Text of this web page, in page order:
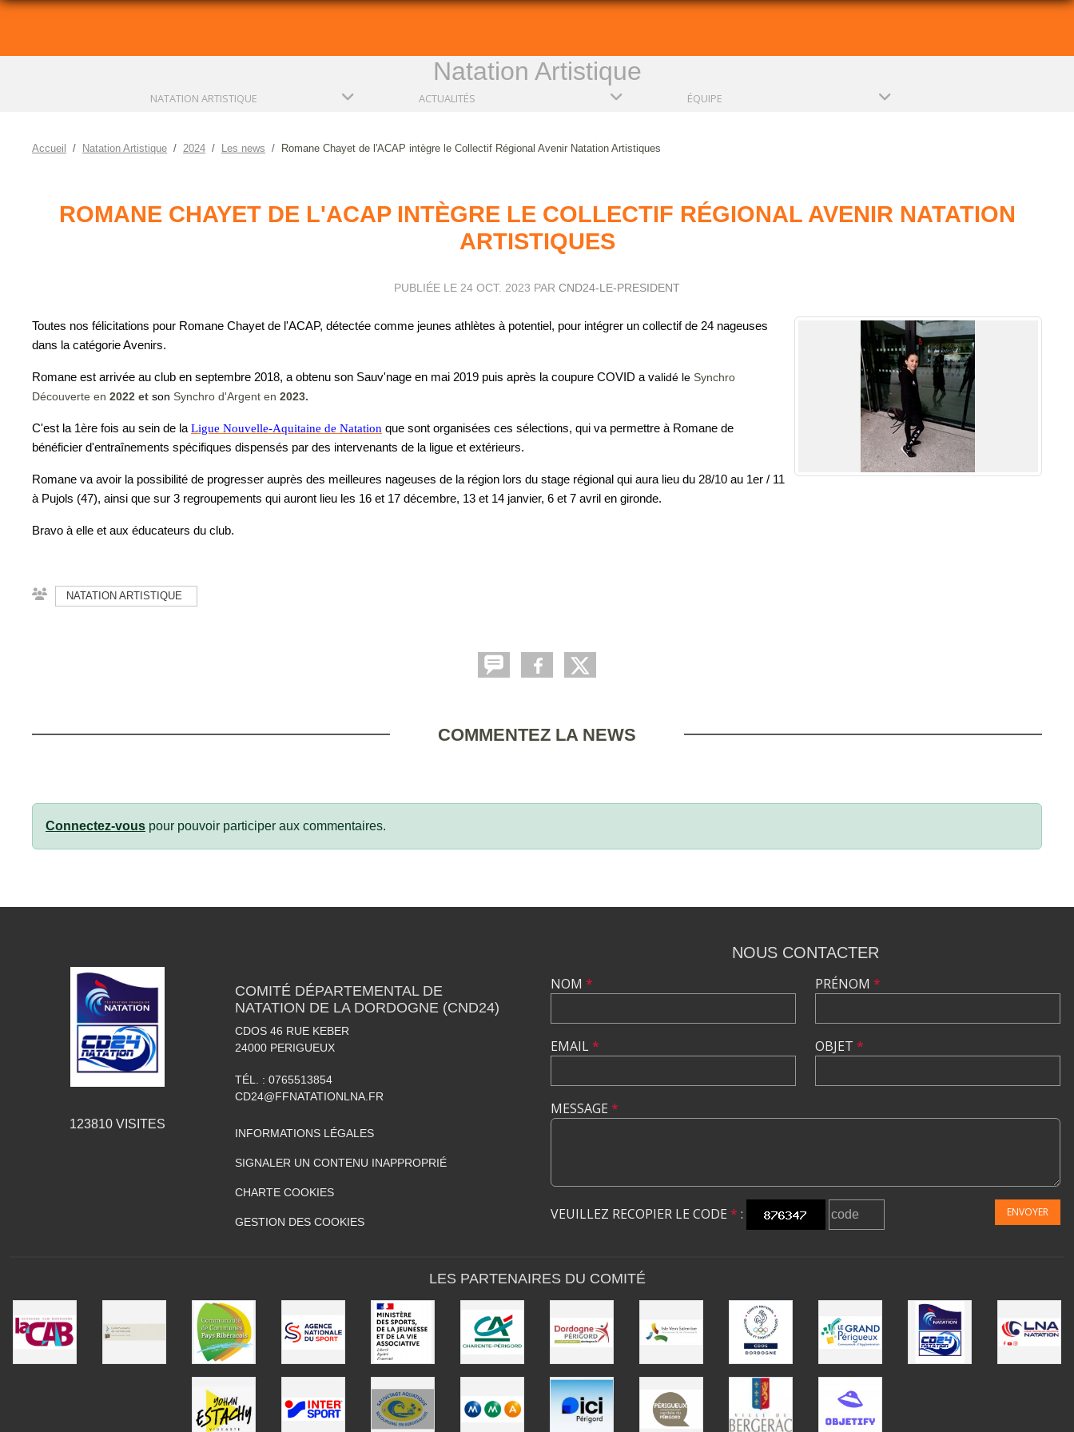
Natation Artistique
NATATION ARTISTIQUE ACTUALITÉS ÉQUIPE
Accueil Natation Artistique 2024 Les news Romane Chayet de l'ACAP intègre le Collectif Régional Avenir Natation Artistiques
ROMANE CHAYET DE L'ACAP INTÈGRE LE COLLECTIF RÉGIONAL AVENIR NATATION
ARTISTIQUES
PUBLIÉE LE 24 OCT. 2023 PAR CND24-LE-PRESIDENT
Toutes nos félicitations pour Romane Chayet de l'ACAP, détectée comme jeunes athlètes à potentiel, pour intégrer un collectif de 24 nageuses
dans la catégorie Avenirs.
Romane est arrivée au club en septembre 2018, a obtenu son Sauv'nage en mai 2019 puis après la coupure COVID a validé le Synchro
Découverte en 2022 et son Synchro d'Argent en 2023.
C'est la 1ère fois au sein de la Ligue Nouvelle-Aquitaine de Natation que sont organisées ces sélections, qui va permettre à Romane de
bénéficier d'entraînements spécifiques dispensés par des intervenants de la ligue et extérieurs.
Romane va avoir la possibilité de progresser auprès des meilleures nageuses de la région lors du stage régional qui aura lieu du 28/10 au 1er / 11
à Pujols (47), ainsi que sur 3 regroupements qui auront lieu les 16 et 17 décembre, 13 et 14 janvier, 6 et 7 avril en gironde.
Bravo à elle et aux éducateurs du club.
NATATION ARTISTIQUE
COMMENTEZ LA NEWS
Connectez-vous pour pouvoir participer aux commentaires.
123810 VISITES
COMITÉ DÉPARTEMENTAL DE
NATATION DE LA DORDOGNE (CND24)
CDOS 46 RUE KEBER
24000 PERIGUEUX
TÉL. : 0765513854
CD24@FFNATATIONLNA.FR
INFORMATIONS LÉGALES
SIGNALER UN CONTENU INAPPROPRIÉ
CHARTE COOKIES
GESTION DES COOKIES
NOUS CONTACTER
NOM *
EMAIL*
PRÉNOM *
OBJET *
MESSAGE *
VEUILLEZ RECOPIER LE CODE * : ENVOYER
LES PARTENAIRES DU COMITÉ